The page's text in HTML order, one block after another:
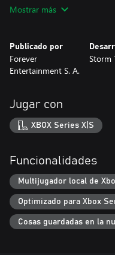
Hero's Hour combina la
edificios que te ayudarán a
héroe. Busca los obeliscos
misiones generadas por
facción!
Mostrar más
Publicado por
Forever
Entertainment S. A.
Storm
Jugar con
XBOX Series X|S
Funcionalidades
Multijugador local de
Optimizado para Xbox
Cosas guardadas en la